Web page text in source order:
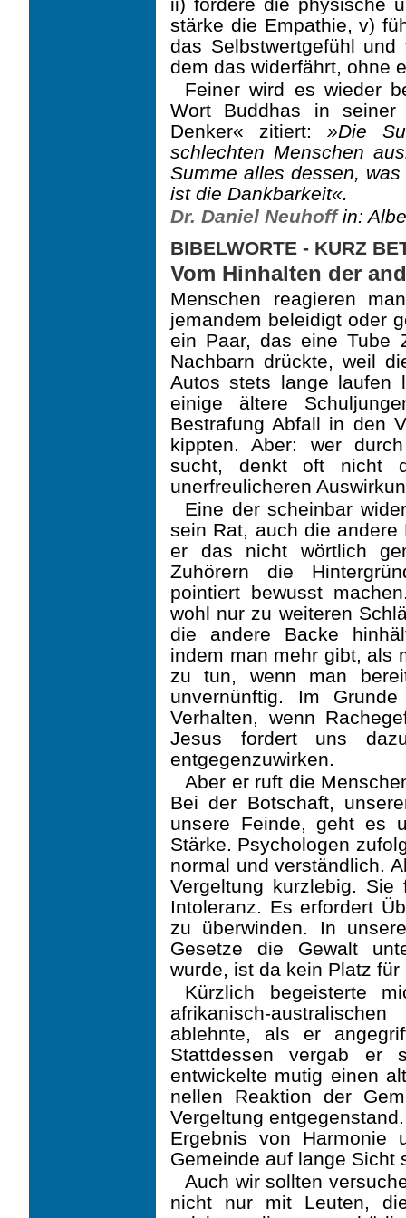
stärke die Empathie, v)
das Selbstwertgefühl
dem das widerfährt, ohne
Feiner wird es wieder
Wort Buddhas in seiner
Denker« zitiert: »Die
schlechten Menschen
Summe alles dessen,
ist die Dankbarkeit«.
Dr. Daniel Neuhoffin:
BIBELWORTE - KURZ
Vom Hinhalten der
Menschen reagieren
jemandem beleidigt oder
ein Paar, das eine Tube
Nach­barn drückte, weil
Autos stets lange laufen
einige ältere
Bestrafung Abfall in den
kippten. Aber: wer
sucht, denkt oft nicht
unerfreulicheren
Eine der scheinbar
sein Rat, auch die andere
er das nicht wörtlich
Zuhörern die
pointiert bewusst
wohl nur zu weiteren
die andere Backe
indem man mehr gibt, als
zu tun, wenn man
unvernünftig. Im
Verhalten, wenn
Jesus fordert uns
entgegenzuwirken.
Aber er ruft die
Bei der Botschaft,
unsere Feinde, geht es
Stärke. Psychologen
normal und verständlich.
Vergeltung kurzlebig.
Intoleranz. Es erfordert
zu überwinden. In
Gesetze die Gewalt
wurde, ist da kein Platz
Kürzlich begeisterte
afrikanisch-
ablehnte, als er
Stattdessen vergab er
entwickelte mutig einen
nellen Reaktion der
Vergeltung
Ergebnis von Harmonie
Gemeinde auf lange Sicht
Auch wir sollten
nicht nur mit Leuten,